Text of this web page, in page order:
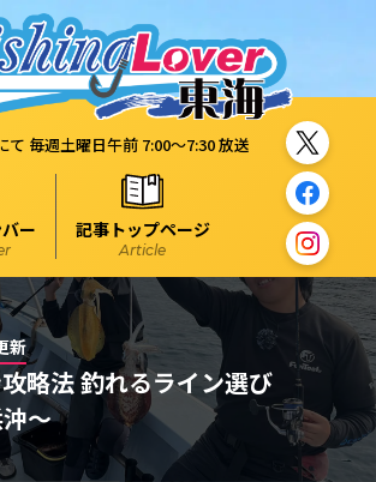
て 毎週土曜日午前 7:00～7:30 放送
ー 記事トップページ
Article
新
略法 釣れるライン選び
～